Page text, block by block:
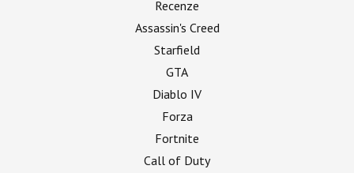
Recenze
Assassin's Creed
Starfield
GTA
Diablo IV
Forza
Fortnite
Call of Duty